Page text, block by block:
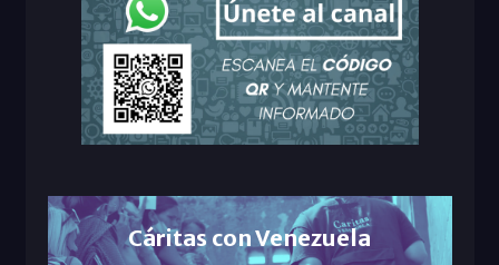
Cáritas con Venezuela